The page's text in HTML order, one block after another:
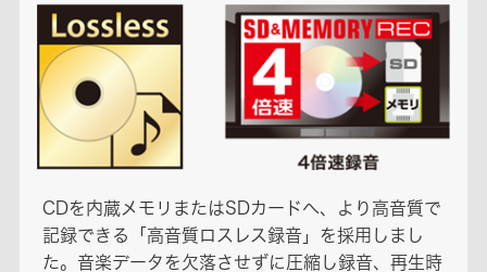
CDを内蔵メモリまたはSDカードへ、より高音質で
記録できる「高音質ロスレス録音」を採用しまし
た。音楽データを欠落させずに圧縮し録音、再生時